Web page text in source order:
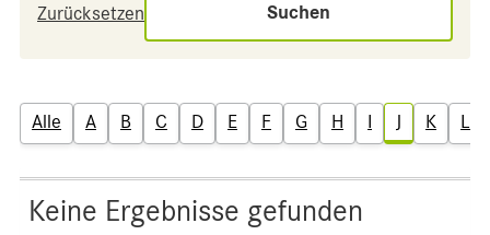
Zurücksetzen Suchen
Alle A B C D E F G H I J K L
Keine Ergebnisse gefunden